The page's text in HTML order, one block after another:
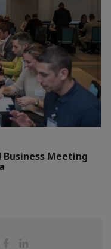
Meeting
Partager